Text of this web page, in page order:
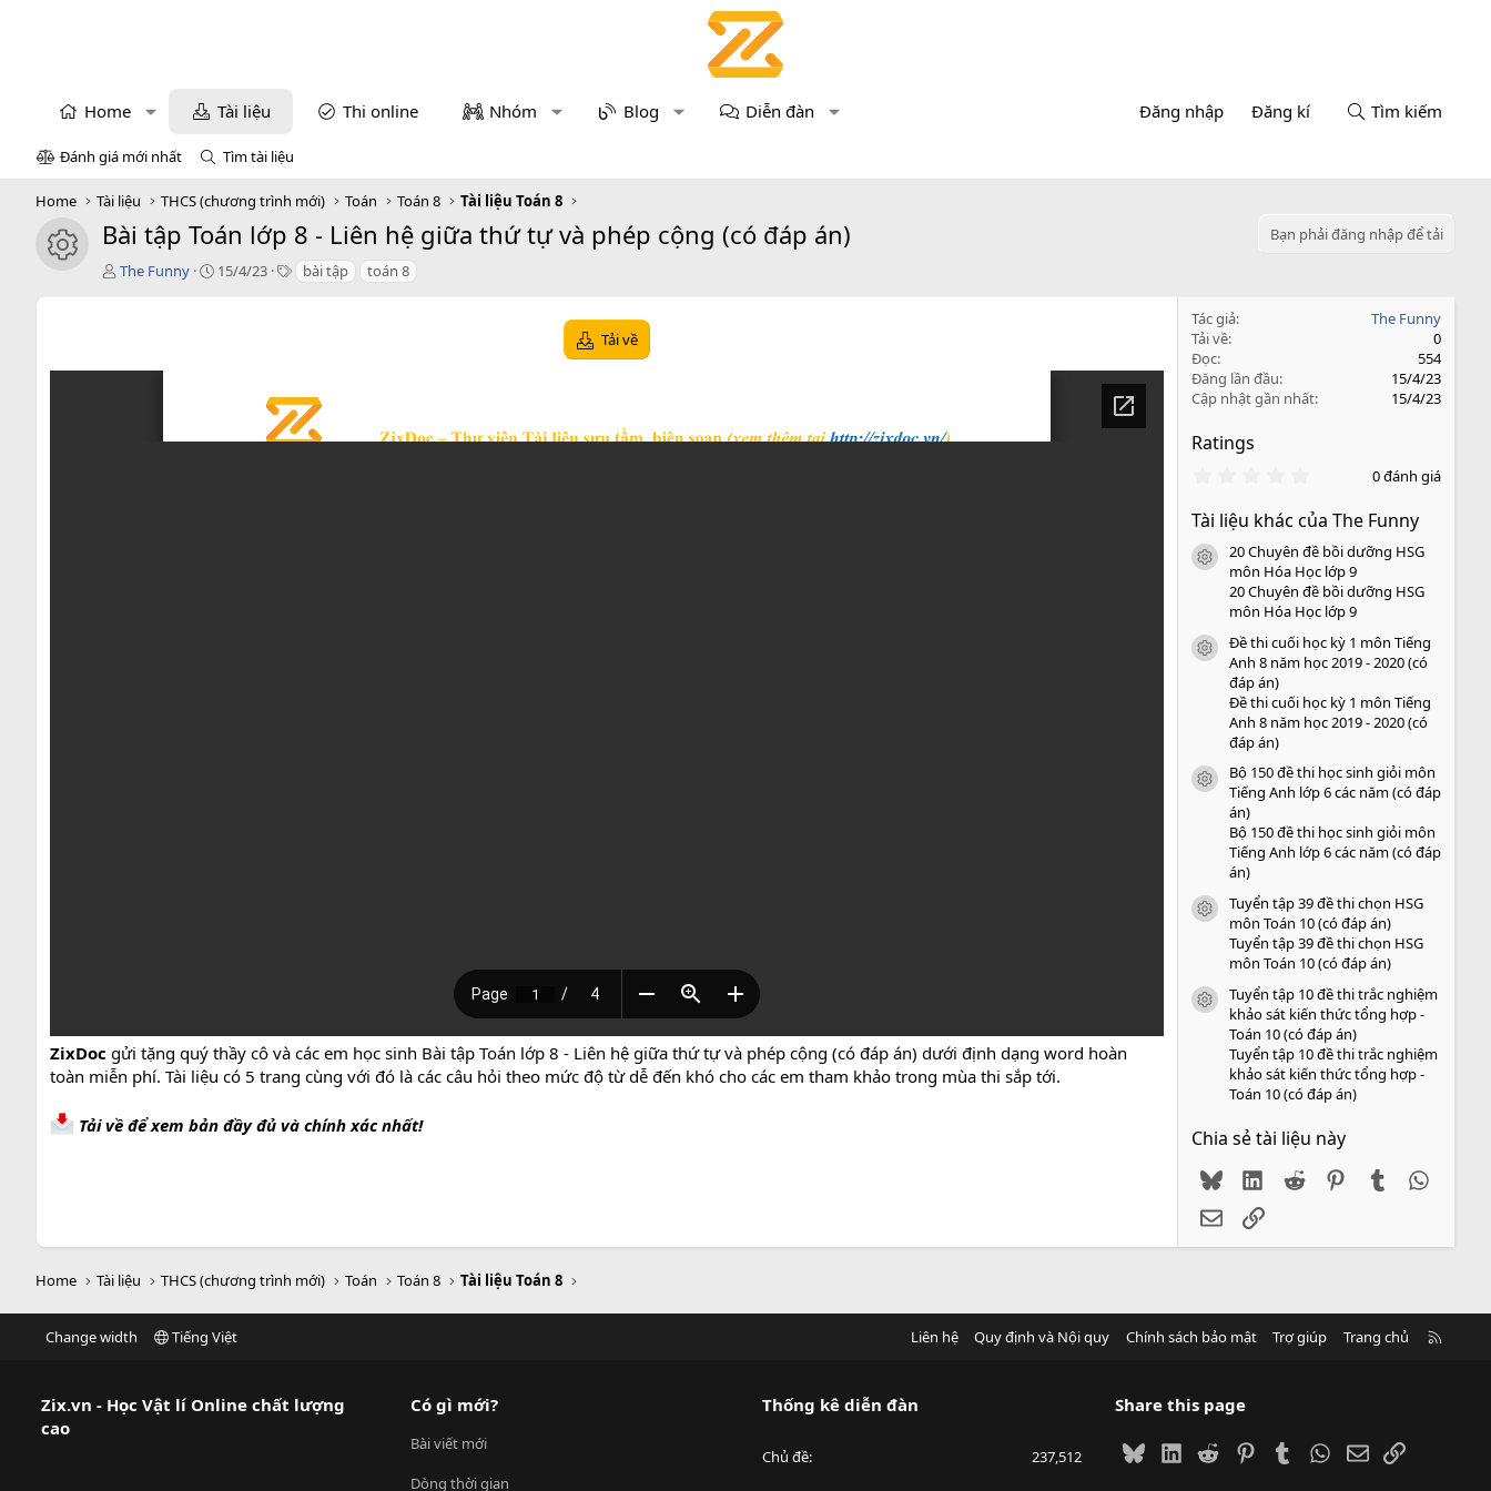
Home Tài liệu Thi online Nhóm Blog Diễn đàn Đăng nhập Đăng kí Tìm kiếm
Đánh giá mới nhất Tìm tài liệu
Home Tài liệu THCS (chương trình mới) Toán Toán 8 Tài liệu Toán 8
icon tài liệu
Bài tập Toán lớp 8 - Liên hệ giữa thứ tự và phép cộng (có đáp án)
Bạn phải đăng nhập để tải
T
ả
The Funny
C15/4/23
T bài tập toán 8
Tải về
ZixDoc gửi tặng quý thầy cô và các em học sinh Bài tập Toán lớp 8 - Liên hệ giữa thứ tự và phép cộng (có đáp án) dưới định dạng word hoàn
toàn miễn phí. Tài liệu có 5 trang cùng với đó là các câu hỏi theo mức độ từ dễ đến khó cho các em tham khảo trong mùa thi sắp tới.
Tải về để xem bản đầy đủ và chính xác nhất!
Tác giả
The Funny
Tải về
0
Đọc
554
Đăng lần đầu
15/4/23
Cập nhật gần nhất
15/4/23
Ratings
0
0
s
a
o
0 đánh giá
Tài liệu khác của The Funny
icon tài liệu
20 Chuyên đề bồi dưỡng HSG
môn Hóa Học lớp 9
20 Chuyên đề bồi dưỡng HSG
môn Hóa Học lớp 9
icon tài liệu
Đề thi cuối học kỳ 1 môn Tiếng
Anh 8 năm học 2019 - 2020 (có
đáp án)
Đề thi cuối học kỳ 1 môn Tiếng
Anh 8 năm học 2019 - 2020 (có
đáp án)
icon tài liệu
Bộ 150 đề thi học sinh giỏi môn
Tiếng Anh lớp 6 các năm (có đáp
án)
Bộ 150 đề thi học sinh giỏi môn
Tiếng Anh lớp 6 các năm (có đáp
án)
icon tài liệu
Tuyển tập 39 đề thi chọn HSG
môn Toán 10 (có đáp án)
Tuyển tập 39 đề thi chọn HSG
môn Toán 10 (có đáp án)
icon tài liệu
Tuyển tập 10 đề thi trắc nghiệm
khảo sát kiến thức tổng hợp -
Toán 10 (có đáp án)
Tuyển tập 10 đề thi trắc nghiệm
khảo sát kiến thức tổng hợp -
Toán 10 (có đáp án)
Chia sẻ tài liệu này
BlueskyLinkedIn
Reddit PinterestTumblr
EmailLink
Home Tài liệu THCS (chương trình mới) Toán Toán 8 Tài liệu Toán 8
Change width Tiếng Việt Liên hệ Quy định và Nội quy Chính sách bảo mật Trợ giúp Trang chủ
Zix.vn - Học Vật lí Online chất lượng
cao
Có gì mới?
Bài viết mới
Dòng thời gian
Thống kê diễn đàn
Chủ đề 237,512
Share this page
BlueskyLinkedIn
Reddit PinterestTumblrWhatsApp
EmailLink